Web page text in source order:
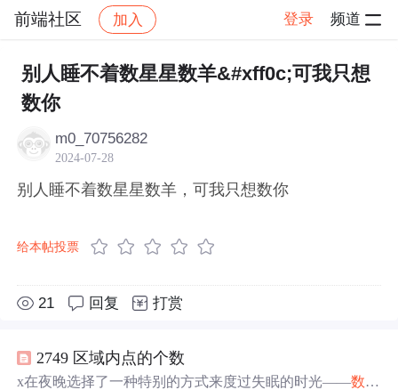
前端社区 加入 登录 频道
社区 前端社区 感慨 帖子详情
别人睡不着数星星数羊&#xff0c;可我只想
数你
m0_70756282
2024-07-28
别人睡不着数星星数羊，可我只想数你
给本帖投票
21 回复 打赏
2749 区域内点的个数
x在夜晚选择了一种特别的方式来度过失眠的时光——数星